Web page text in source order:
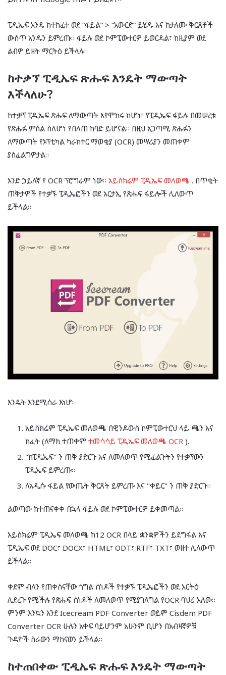
ፒዲኤፍ አንዴ ከተከፈተ ወደ “ፋይል” > “አውርድ” ይሂዱ እና ከታለሙ ቅርጸቶች
ውስጥ አንዱን ይምረጡ። ፋይሉ ወደ ኮምፒውተርዎ ይወርዳል፣ ከዚያም ወደ
ልብዎ ይዘት ማርትዕ ይችላሉ።
ከተቃኘ ፒዲኤፍ ጽሑፍ እንዴት ማውጣት
እችላለሁ?
ከተቃኘ ፒዲኤፍ ጽሑፍ ለማውጣት እየሞከሩ ከሆነ፣ የፒዲኤፍ ፋይሉ በመሠረቱ
የጽሑፉ ምስል ስለሆነ የበለጠ ከባድ ይሆናል። በዚህ አጋጣሚ ጽሑፉን
ለማውጣት የኦፕቲካል ካራክተር ማወቂያ (OCR) መሣሪያን መጠቀም
ያስፈልግዎታል።
አንድ ኃይለኛ የ OCR ፕሮግራም ነው። አይስክሬም ፒዲኤፍ መለወጫ . በጥቂት
ጠቅታዎች የተቃኙ ፒዲኤፎችን ወደ አርታኢ የጽሑፍ ፋይሎች ሊለውጥ
ይችላል።
እንዴት እንደሚሰራ እነሆ፡-
አይስክሬም ፒዲኤፍ መለወጫ በዊንዶውስ ኮምፒውተርህ ላይ ጫን እና
ክፈት (ለማክ ተጠቀም ተመሳሳይ ፒዲኤፍ መለወጫ OCR ).
"ከፒዲኤፍ" ን ጠቅ ያድርጉ እና ለመለወጥ የሚፈልጉትን የተቃኘውን
ፒዲኤፍ ይምረጡ።
ለአዲሱ ፋይል የውጤት ቅርጸት ይምረጡ እና "ቀይር" ን ጠቅ ያድርጉ።
ልወጣው ከተጠናቀቀ በኋላ ፋይሉ ወደ ኮምፒውተርዎ ይቀመጣል።
አይስክሬም ፒዲኤፍ መለወጫ ከ12 OCR በላይ ቋንቋዎችን ይደግፋል እና
ፒዲኤፍ ወደ DOC፣ DOCX፣ HTML፣ ODT፣ RTF፣ TXT፣ ወዘተ ሊለውጥ
ይችላል።
ቀደም ብለን የጠቀስናቸው ጎግል ሰነዶች የተቃኙ ፒዲኤፎችን ወደ አርትዕ
ሊደረጉ የሚችሉ የጽሑፍ ሰነዶች ለመለወጥ የሚያገለግል የOCR ባህሪ አለው።
ምንም እንኳን እንደ Icecream PDF Converter ወይም Cisdem PDF
Converter OCR ሁሉን አቀፍ ባይሆንም አሁንም ቢሆን በአብዛኛዎቹ
ጉዳዮች ስራውን ማከናወን ይችላል።
ከተጠበቀው ፒዲኤፍ ጽሑፍ እንዴት ማውጣት